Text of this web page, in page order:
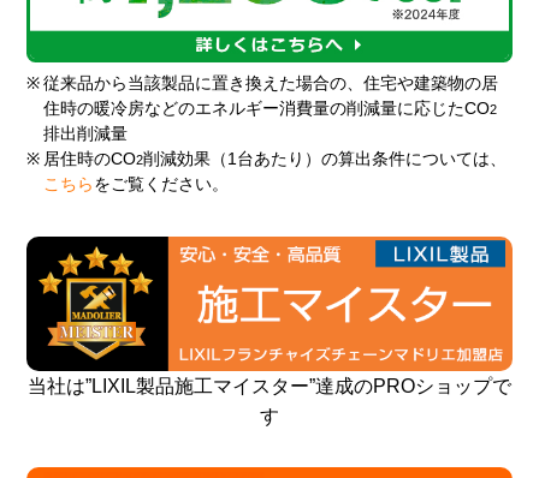
※ 従来品から当該製品に置き換えた場合の、住宅や建築物の居
住時の暖冷房などのエネルギー消費量の削減量に応じたCO2
排出削減量
※ 居住時のCO2削減効果（1台あたり）の算出条件については、
こちら をご覧ください。
当社は”LIXIL製品施工マイスター”達成のPROショップで
す